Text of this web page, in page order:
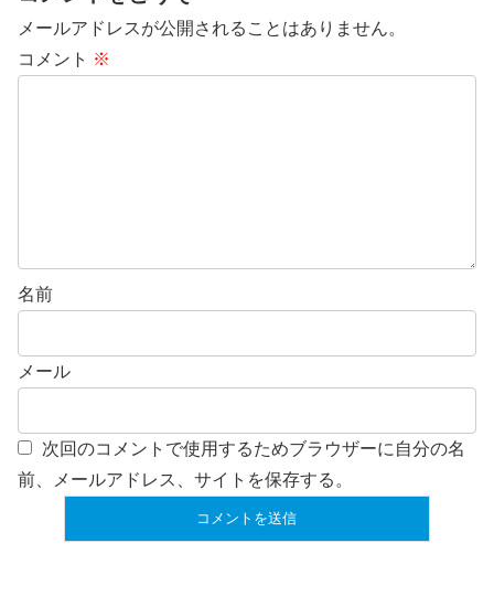
メールアドレスが公開されることはありません。
コメント ※
名前
メール
次回のコメントで使用するためブラウザーに自分の名
前、メールアドレス、サイトを保存する。